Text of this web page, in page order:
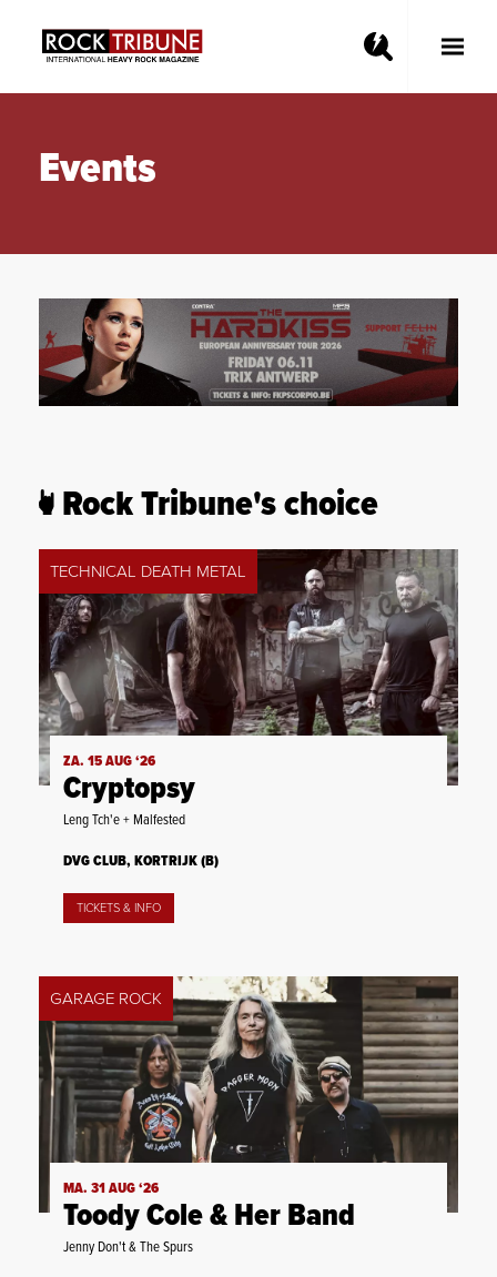
Toggle
Events
Rock Tribune's choice
TECHNICAL DEATH METAL
ZA. 15 AUG ‘26
Cryptopsy
Leng Tch'e + Malfested
DVG CLUB, KORTRIJK (B)
TICKETS & INFO
GARAGE ROCK
MA. 31 AUG ‘26
Toody Cole & Her Band
Jenny Don't & The Spurs